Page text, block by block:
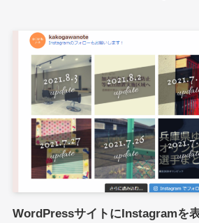
WordPressサイトにInstagramを